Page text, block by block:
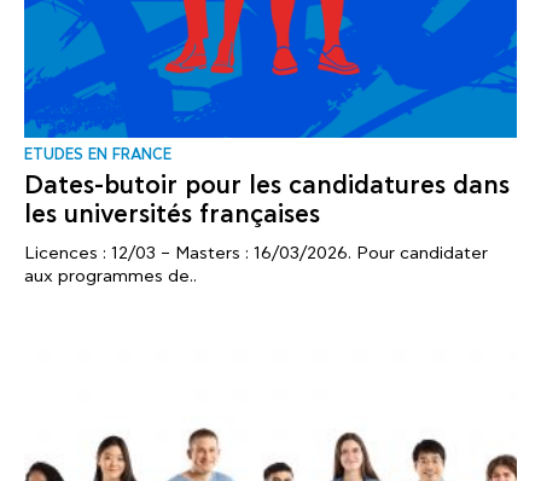
ΕTUDES EN FRANCE
Dates-butoir pour les candidatures dans
les universités françaises
Licences : 12/03 – Masters : 16/03/2026. Pour candidater
aux programmes de..